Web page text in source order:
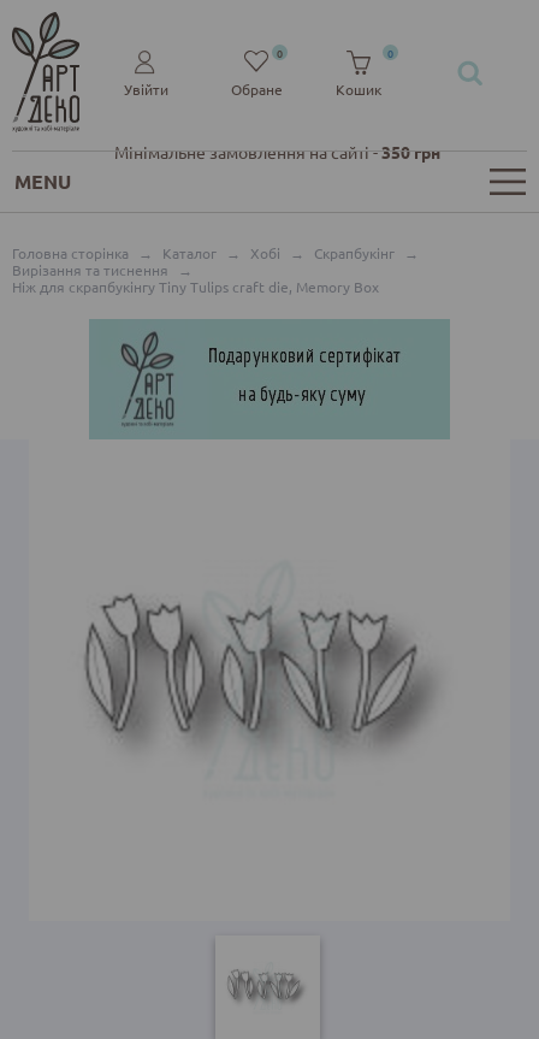
Мінімальне замовлення на сайті -350 грн
Увійти Обране
0
Кошик
0
MENU
Головна сторінка → Каталог → Хобі → Скрапбукінг
→
Вирізання та тиснення
→
Ніж для скрапбукінгу Tiny Tulips craft die, Memory Box